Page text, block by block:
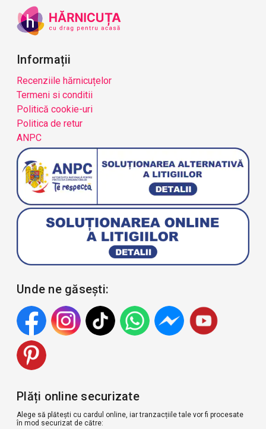
Informații
Recenziile hărnicuțelor
Termeni si conditii
Politică cookie-uri
Politica de retur
ANPC
Unde ne găsești:
Plăți online securizate
Alege să plătești cu cardul online, iar tranzacțiile tale vor fi procesate
în mod securizat de către: